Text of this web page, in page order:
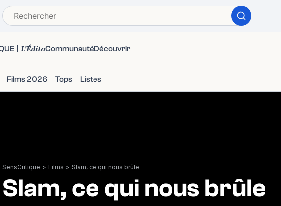
L'ÉditoCommunautéDécouvrir
Films 2026 Tops Listes
SensCritique > Films > Slam, ce qui nous brûle
Slam, ce qui nous brûle